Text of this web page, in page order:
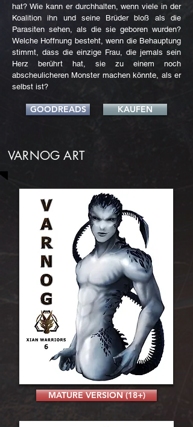
hat? Wie kann er durchhalten, wenn viele in der
Koalition ihn und seine Brüder bloß als die
Parasiten sehen, als die sie geboren wurden?
Welche Hoffnung besteht, wenn die Behauptung
stimmt, dass die einzige Frau, die jemals sein
Herz berührt hat, sie zu einem noch
abscheulicheren Monster machen könnte, als er
selbst ist?
GOODREADS KAUFEN
VARNOG ART
MATURE VERSION (18+)